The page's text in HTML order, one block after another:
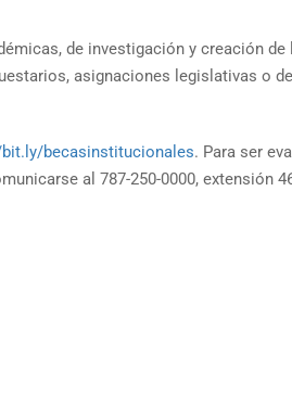
de investigación y creación
asignaciones legislativas o
becasinstitucionales. Para ser
al 787-250-0000, extensión